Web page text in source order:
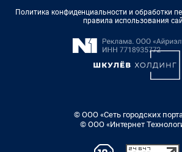
Политика конфиденциальности и обработки
правила использования
© ООО «Сеть городских
© ООО «Интернет